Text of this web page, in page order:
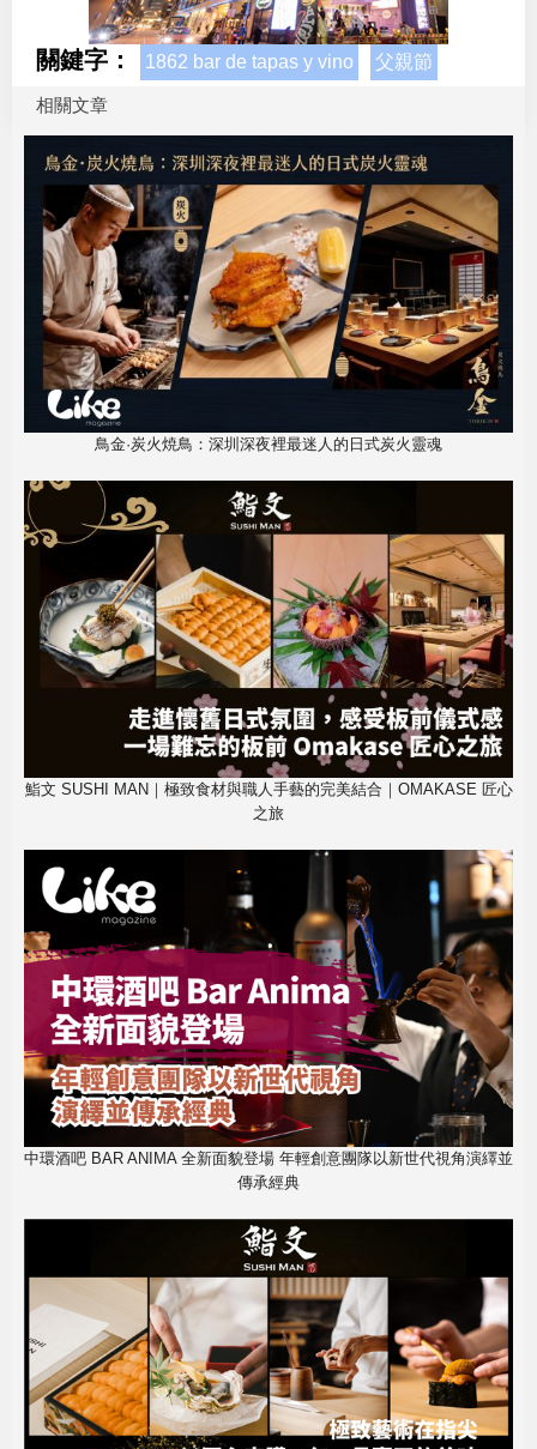
關鍵字： 1862 bar de tapas y vino 父親節
相關文章
鳥金·炭火焼鳥：深圳深夜裡最迷人的日式炭火靈魂
鮨文 SUSHI MAN｜極致食材與職人手藝的完美結合｜OMAKASE 匠心
之旅
中環酒吧 BAR ANIMA 全新面貌登場 年輕創意團隊以新世代視角演繹並
傳承經典